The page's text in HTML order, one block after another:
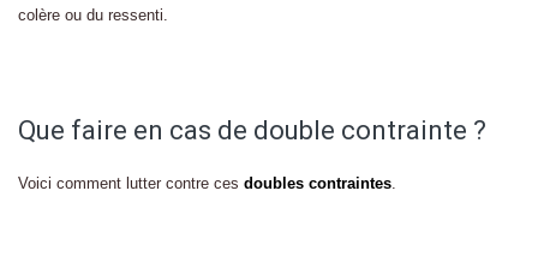
colère ou du ressenti.
Que faire en cas de double contrainte ?
Voici comment lutter contre ces doubles contraintes.